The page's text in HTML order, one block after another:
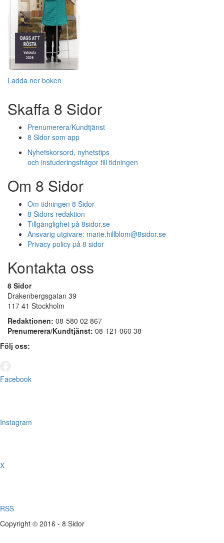
Ladda ner boken
Skaffa 8 Sidor
Prenumerera/Kundtjänst
8 Sidor som app
Nyhetskorsord, nyhetstips
och instuderingsfrågor till tidningen
Om 8 Sidor
Om tidningen 8 Sidor
8 Sidors redaktion
Tillgänglighet på 8sidor.se
Ansvarig utgivare: marie.hillblom@8sidor.se
Privacy policy på 8 sidor
Kontakta oss
8 Sidor
Drakenbergsgatan 39
117 41 Stockholm
Redaktionen: 08-580 02 867
Prenumerera/Kundtjänst: 08-121 060 38
Följ oss:
Facebook
Instagram
X
RSS
Copyright © 2016 - 8 Sidor